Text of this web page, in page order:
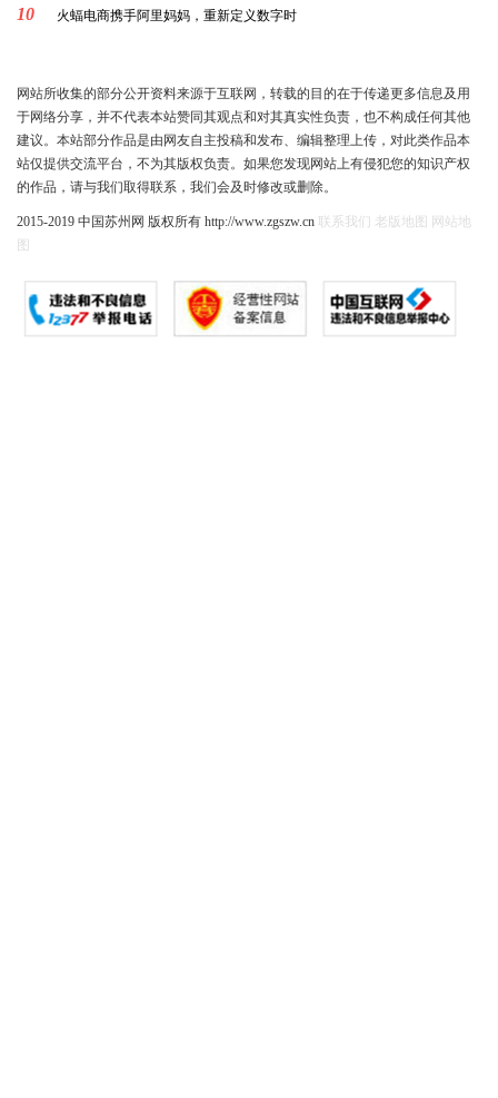
10 火蝠电商携手阿里妈妈，重新定义数字时
网站所收集的部分公开资料来源于互联网，转载的目的在于传递更多信息及用
于网络分享，并不代表本站赞同其观点和对其真实性负责，也不构成任何其他
建议。本站部分作品是由网友自主投稿和发布、编辑整理上传，对此类作品本
站仅提供交流平台，不为其版权负责。如果您发现网站上有侵犯您的知识产权
的作品，请与我们取得联系，我们会及时修改或删除。
2015-2019 中国苏州网 版权所有 http://www.zgszw.cn 联系我们 老版地图
网站地
图